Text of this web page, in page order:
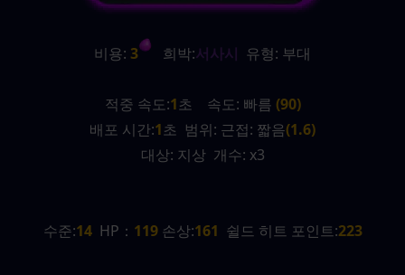
비용: 3 희박:서사시 유형: 부대
적중 속도:1초    속도: 빠름 (90)
배포 시간:1초  범위: 근접: 짧음(1.6)
대상: 지상  개수: x3
수준:14 HP： 119 손상:161 쉴드 히트 포인트:223